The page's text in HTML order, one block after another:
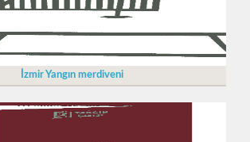
İzmir Yangın merdiveni